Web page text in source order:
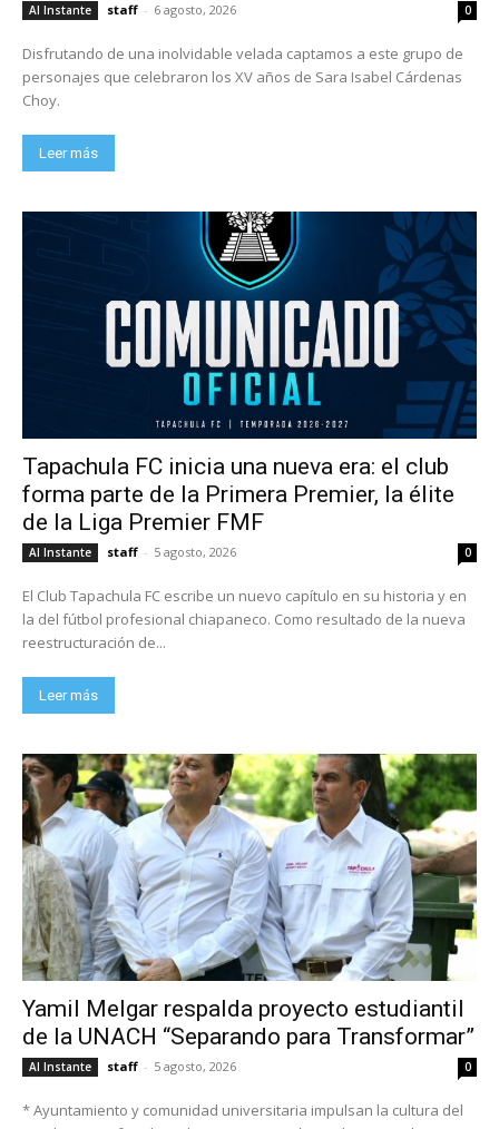
Al Instante staff - 6 agosto, 2026 0
Disfrutando de una inolvidable velada captamos a este grupo de
personajes que celebraron los XV años de Sara Isabel Cárdenas
Choy.
Leer más
Tapachula FC inicia una nueva era: el club
forma parte de la Primera Premier, la élite
de la Liga Premier FMF
Al Instante staff - 5 agosto, 2026 0
El Club Tapachula FC escribe un nuevo capítulo en su historia y en
la del fútbol profesional chiapaneco. Como resultado de la nueva
reestructuración de...
Leer más
Yamil Melgar respalda proyecto estudiantil
de la UNACH “Separando para Transformar”
Al Instante staff - 5 agosto, 2026 0
* Ayuntamiento y comunidad universitaria impulsan la cultura del